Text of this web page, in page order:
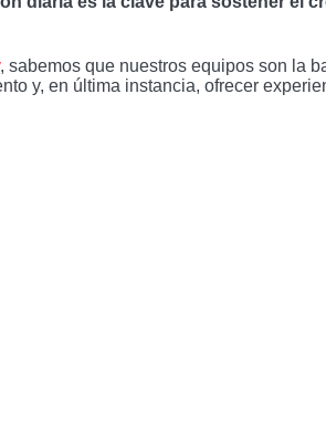
, sabemos que nuestros equipos son la
y, en última instancia, ofrecer